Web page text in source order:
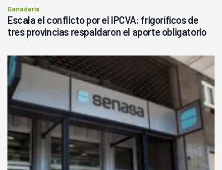
Ganadería
Escala el conflicto por el IPCVA: frigoríficos de
tres provincias respaldaron el aporte obligatorio